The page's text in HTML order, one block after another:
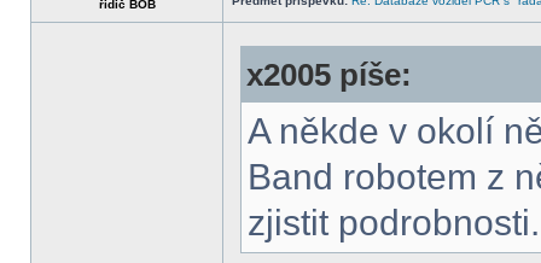
řidič BOB
x2005 píše:
A někde v okolí
Band robotem z
zjistit